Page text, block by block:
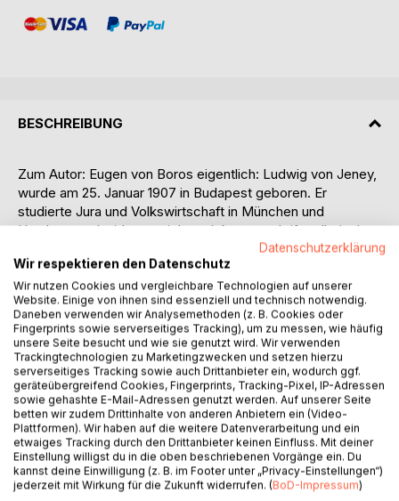
BESCHREIBUNG
Zum Autor: Eugen von Boros eigentlich: Ludwig von Jeney,
wurde am 25. Januar 1907 in Budapest geboren. Er
studierte Jura und Volkswirtschaft in München und
Hamburg und widmete sich nach kurzer schriftstellerischer
Tätigkeit beim Hamburger Fremdenblatt der Arbeit an
seinem Gut Vatta in Ungarn. Seit 1934 war er auf
verschiedenen Gütern, zuletzt in Schlesien, tätig. Nach der
Flucht im Frühjahr aus Schlesien verschlug ihn und seine
Familie die politische Entwicklung nach Oberbayern. Der
Tönerne Götze, diese Bücher, führen den Leser in die Zeit
des Zerfalls des deutschen Reiches im Winter 1944/45.
Ludwig von Balassa flüchtet mit seiner Familie vor den
anrückenden russischen Armeen aus dem Osten des
Reiches nach Südbayern. Erschütternde Szenen spielen
sich auf den überfüllten Fluchtstraßen in das Innere
Deutschlands ab. Nur unter Mühen und Plagen erreicht
Ludwig das rettende Dorf am Auerbach, in welchem sich
nun die Schluss. Tragödie des Zusammenbruchs abspielt.
Datenschutzerklärung
Wir respektieren den Datenschutz
Wir nutzen Cookies und vergleichbare Technologien auf unserer
Website. Einige von ihnen sind essenziell und technisch notwendig.
Daneben verwenden wir Analysemethoden (z. B. Cookies oder
Fingerprints sowie serverseitiges Tracking), um zu messen, wie häufig
unsere Seite besucht und wie sie genutzt wird. Wir verwenden
Trackingtechnologien zu Marketingzwecken und setzen hierzu
serverseitiges Tracking sowie auch Drittanbieter ein, wodurch ggf.
geräteübergreifend Cookies, Fingerprints, Tracking-Pixel, IP-Adressen
sowie gehashte E-Mail-Adressen genutzt werden. Auf unserer Seite
betten wir zudem Drittinhalte von anderen Anbietern ein (Video-
Plattformen). Wir haben auf die weitere Datenverarbeitung und ein
etwaiges Tracking durch den Drittanbieter keinen Einfluss. Mit deiner
Einstellung willigst du in die oben beschriebenen Vorgänge ein. Du
kannst deine Einwilligung (z. B. im Footer unter „Privacy-Einstellungen“)
jederzeit mit Wirkung für die Zukunft widerrufen. (BoD-Impressum)